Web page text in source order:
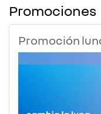
Promociones
Promoción